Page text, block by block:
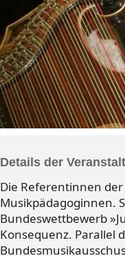
Details der
Die Referentinnen
Musikpädagoginnen.
Bundeswettbewerb
Konsequenz. Parallel